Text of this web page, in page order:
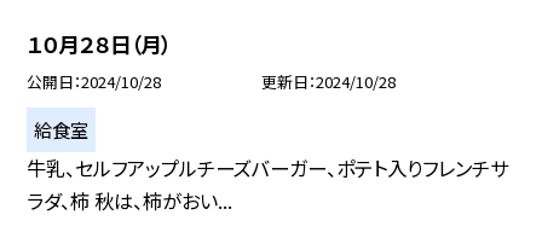
１０月２８日（月）
公開日 2024/10/28 更新日 2024/10/28
給食室
牛乳、セルフアップルチーズバーガー、ポテト入りフレンチサ
ラダ、柿 秋は、柿がおい...